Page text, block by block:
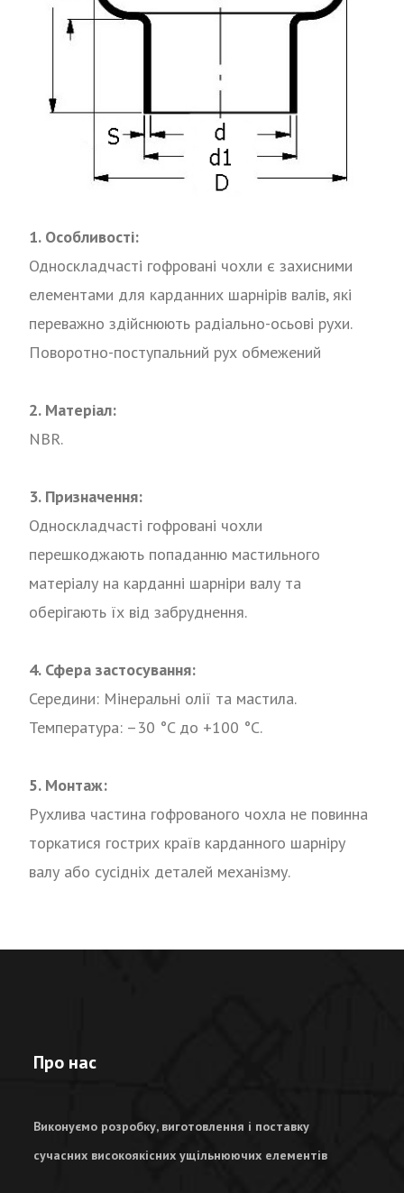
1. Особливості:
Односкладчасті гофровані чохли є захисними
елементами для карданних шарнірів валів, які
переважно здійснюють радіально-осьові рухи.
Поворотно-поступальний рух обмежений
2. Матеріал:
NBR.
3. Призначення:
Односкладчасті гофровані чохли
перешкоджають попаданню мастильного
матеріалу на карданні шарніри валу та
оберігають їх від забруднення.
4. Сфера застосування:
Середини: Мінеральні олії та мастила.
Температура: –30 °C до +100 °C.
5. Монтаж:
Рухлива частина гофрованого чохла не повинна
торкатися гострих країв карданного шарніру
валу або сусідніх деталей механізму.
Про нас
Виконуємо розробку, виготовлення і поставку
сучасних високоякісних ущільнюючих елементів